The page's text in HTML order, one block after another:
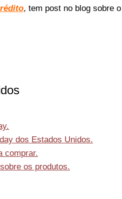
, tem post no blog sobre
dos Estados Unidos.
comprar.
os produtos.